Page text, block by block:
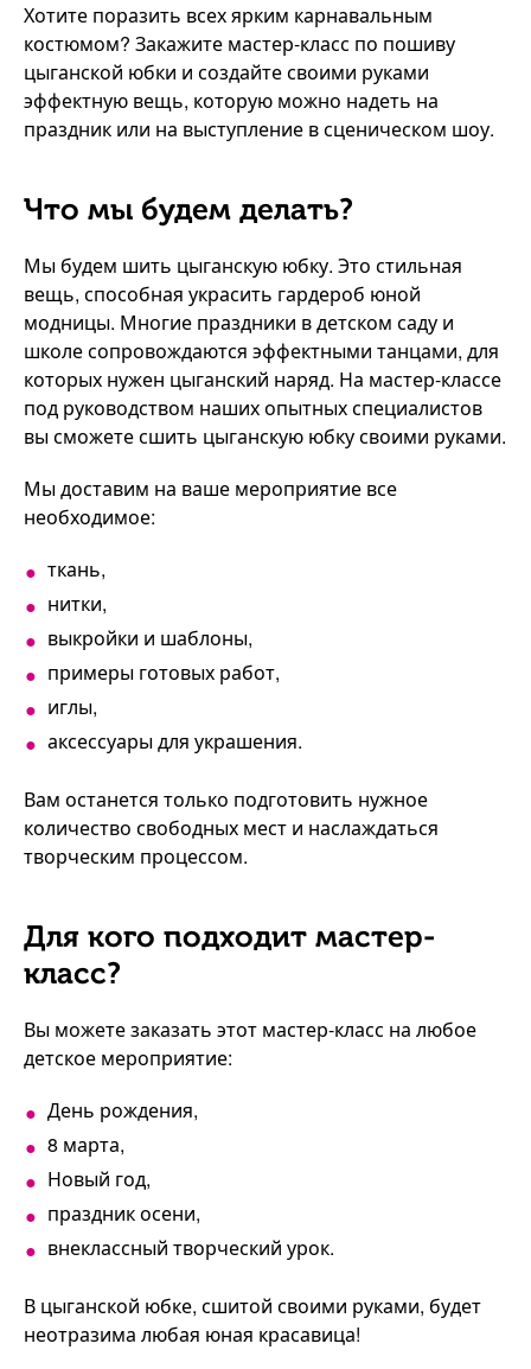
Хотите поразить всех ярким карнавальным
костюмом? Закажите мастер-класс по пошиву
цыганской юбки и создайте своими руками
эффектную вещь, которую можно надеть на
праздник или на выступление в сценическом шоу.
Что мы будем делать?
Мы будем шить цыганскую юбку. Это стильная
вещь, способная украсить гардероб юной
модницы. Многие праздники в детском саду и
школе сопровождаются эффектными танцами, для
которых нужен цыганский наряд. На мастер-классе
под руководством наших опытных специалистов
вы сможете сшить цыганскую юбку своими руками.
Мы доставим на ваше мероприятие все
необходимое:
ткань,
нитки,
выкройки и шаблоны,
примеры готовых работ,
иглы,
аксессуары для украшения.
Вам останется только подготовить нужное
количество свободных мест и наслаждаться
творческим процессом.
Для кого подходит мастер-
класс?
Вы можете заказать этот мастер-класс на любое
детское мероприятие:
День рождения,
8 марта,
Новый год,
праздник осени,
внеклассный творческий урок.
В цыганской юбке, сшитой своими руками, будет
неотразима любая юная красавица!